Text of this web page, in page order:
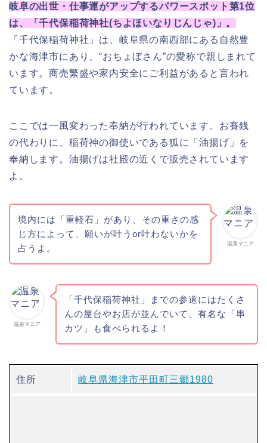
岐阜の出世・仕事運がアップするパワースポット第1位
は、「千代保稲荷神社(ちよほいなりじんじゃ)」。
「千代保稲荷神社」は、岐阜県の南西部にある自然豊
かな海津市にあり、“おちょぼさん”の愛称で親しまれて
います。商売繁盛や家内安全にご利益があると言われ
ています。
ここでは一風変わった奉納が行われています。お賽銭
の代わりに、稲荷神の御使いである狐に「油揚げ」を
奉納します。油揚げは社殿の近くで販売されています
よ。
温泉マニア
境内には「重軽石」があり、その重さの感
じ方によって、願いが叶うor叶わないかを
占うよ。
温泉マニア
「千代保稲荷神社」までの参道にはたくさ
んの屋台やお店が並んでいて、有名な「串
カツ」も食べられるよ！
住所 岐阜県海津市平田町三郷1980